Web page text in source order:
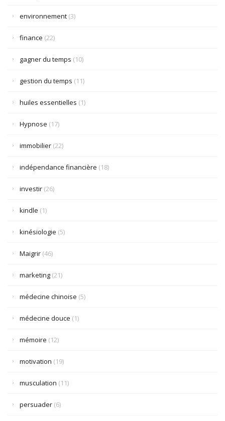
environnement (3)
finance (22)
gagner du temps (10)
gestion du temps (11)
huiles essentielles (1)
Hypnose (17)
immobilier (22)
indépendance financière (18)
investir (26)
kindle (1)
kinésiologie (5)
Maigrir (46)
marketing (21)
médecine chinoise (5)
médecine douce (1)
mémoire (12)
motivation (19)
musculation (11)
persuader (6)